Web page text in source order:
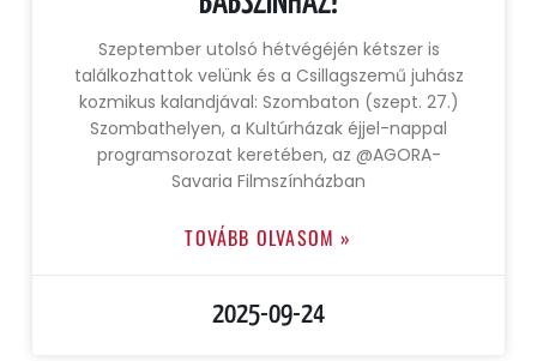
Szeptember utolsó hétvégéjén kétszer is
találkozhattok velünk és a Csillagszemű juhász
kozmikus kalandjával: Szombaton (szept. 27.)
Szombathelyen, a Kultúrházak éjjel-nappal
programsorozat keretében, az @AGORA-
Savaria Filmszínházban
TOVÁBB OLVASOM »
2025-09-24